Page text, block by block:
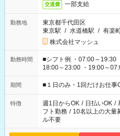
交通費 一部支給
勤務地
東京都千代田区
東京駅 / 水道橋駅 / 有楽
株式会社マッシュ
勤務時間
■シフト例 ・07:00～19:30
18:00～23:00 ・19:00～
etc ★最短で3時間で5,120円のお仕事から 15時間で2万円近く稼
げるお仕事も！ ご希望のお時間に合わせてご紹介！ ※シフトは
ください！
期間 ■１日のみ・1回だけお仕事
特徴 週1日からOK / 日払いOK /
フト勤務 / 10名以上の大量
ル不要